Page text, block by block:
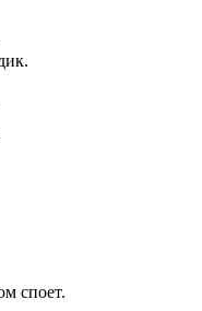
споет.